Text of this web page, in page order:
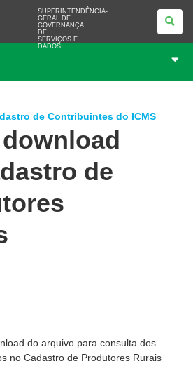
SUPERINTENDÊNCIA-
GERAL DE
GOVERNANÇA
DE
SERVIÇOS E
DADOS
de Contribuintes do ICMS
de
do arquivo para consulta dos
no Cadastro de Produtores Rurais